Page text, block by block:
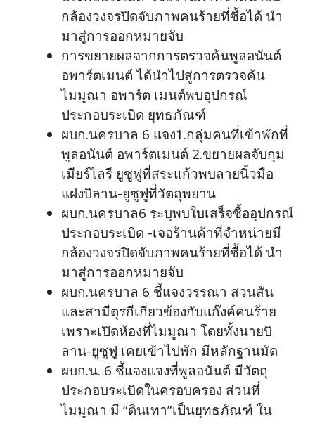
กล้องวงจรปิดจับภาพคนร้ายที่ซื้อได้ นำ
มาสู่การออกหมายจับ
การขยายผลจากการตรวจค้นพูลอนันต์
อพาร์ตเมนต์ ได้นำไปสู่การตรวจค้น
ไมมูณา อพาร์ต เมนต์พบอุปกรณ์
ประกอบระเบิด ยุทธภัณฑ์
ผบก.นครบาล 6 แจง1.กลุ่มคนที่เข้าพักที่
พูลอนันต์ อพาร์ตเมนต์ 2.ขยายผลจับกุม
เมียร์ไลรี ยูซูฟูที่สระแก้วพบลายนิ้วมือ
แฝงบิลาน-ยูซูฟูที่วัตถุพยาน
ผบก.นครบาล6 ระบุพบใบเสร็จซื้ออุปกรณ์
ประกอบระเบิด -เจอร้านค้าที่จำหน่ายมี
กล้องวงจรปิดจับภาพคนร้ายที่ซื้อได้ นำ
มาสู่การออกหมายจับ
ผบก.นครบาล 6 ชี้แจงวรรณา สวนสัน
และสามีตุรกีเกี่ยวข้องกับแก๊งค์คนร้าย
เพราะเปิดห้องที่ไมมูณา โดยทั้งนายบิ
ลาน-ยูซูฟู เคยเข้าไปพัก มีหลักฐานมัด
ผบก.น. 6 ชี้แจงแจงที่พูลอนันต์ มีวัตถุ
ประกอบระเบิดในครอบครอง ส่วนที่
ไมมูณา มี “ดินเทา”เป็นยุทธภัณฑ์ ใน